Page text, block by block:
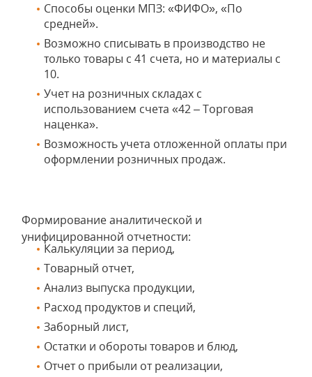
Способы оценки МПЗ: «ФИФО», «По
средней».
Возможно списывать в производство не
только товары с 41 счета, но и материалы с
10.
Учет на розничных складах с
использованием счета «42 – Торговая
наценка».
Возможность учета отложенной оплаты при
оформлении розничных продаж.
Формирование аналитической и
унифицированной отчетности:
Калькуляции за период,
Товарный отчет,
Анализ выпуска продукции,
Расход продуктов и специй,
Заборный лист,
Остатки и обороты товаров и блюд,
Отчет о прибыли от реализации,